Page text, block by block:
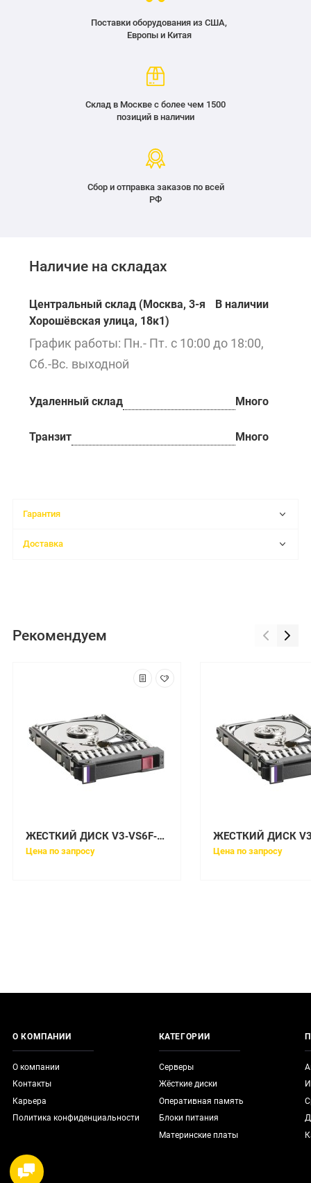
Поставки оборудования из США,
Европы и Китая
Склад в Москве с более чем 1500
позиций в наличии
Сбор и отправка заказов по всей
РФ
Наличие на складах
Центральный склад (Москва, 3-я
Хорошёвская улица, 18к1)
В наличии
График работы: Пн.- Пт. с 10:00 до 18:00,
Сб.-Вс. выходной
Удаленный склад Много
Транзит Много
Гарантия
Доставка
Рекомендуем
ЖЕСТКИЙ ДИСК V3‐VS6F‐100‐5 EMC 500GB FLASH DISK PACK
Цена по запросу Цена по запросу
О КОМПАНИИ
О компании
Контакты
Карьера
Политика конфиденциальности
КАТЕГОРИИ
Серверы
Жёсткие диски
Оперативная память
Блоки питания
Материнские платы